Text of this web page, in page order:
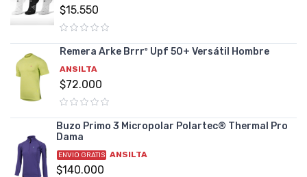
$15.550
Remera Arke Brrrº Upf 50+ Versátil Hombre
ANSILTA
$72.000
Buzo Primo 3 Micropolar Polartec® Thermal Pro
Dama
ENVIO GRATIS ANSILTA
$140.000